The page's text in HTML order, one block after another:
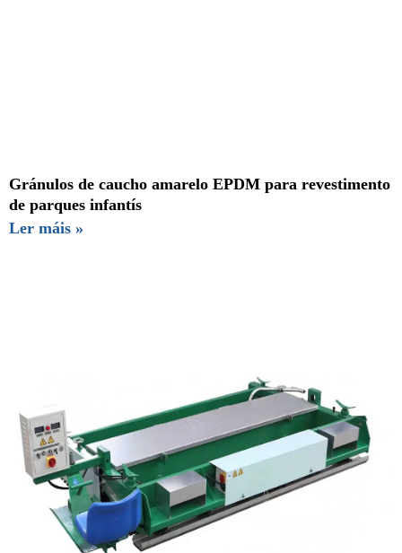
Gránulos de caucho amarelo EPDM para revestimento
de parques infantís
Ler máis »